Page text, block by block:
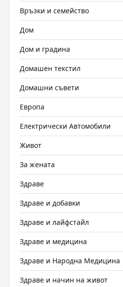
Връзки и семейство
Дом
Дом и градина
Домашен текстил
Домашни съвети
Европа
Електрически Автомобили
Живот
За жената
Здраве
Здраве и добавки
Здраве и лайфстайл
Здраве и медицина
Здраве и Народна Медицина
Здраве и начин на живот